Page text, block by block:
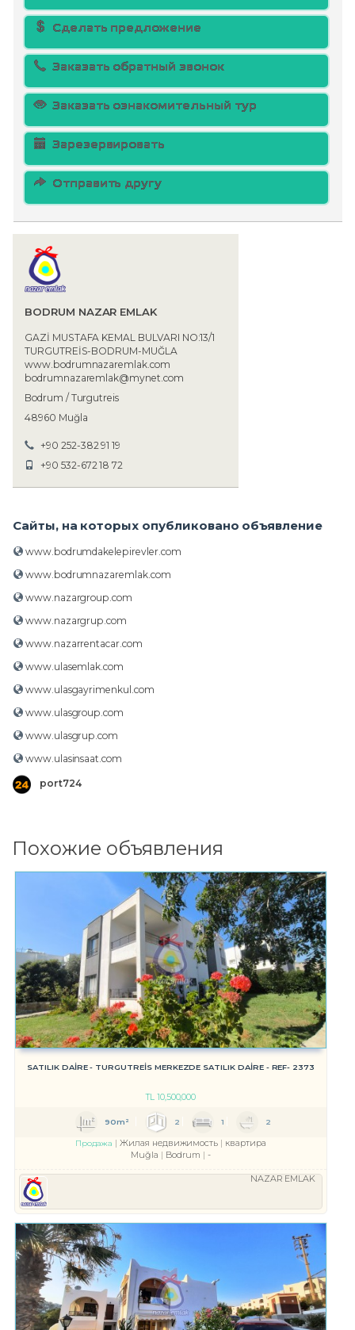
Сделать предложение
Заказать обратный звонок
Заказать ознакомительный тур
Зарезервировать
Отправить другу
BODRUM NAZAR EMLAK
GAZİ MUSTAFA KEMAL BULVARI NO:13/1
TURGUTREİS-BODRUM-MUĞLA
www.bodrumnazaremlak.com
bodrumnazaremlak@mynet.com
Bodrum / Turgutreis
48960 Muğla
+90 252-382 91 19
+90 532-672 18 72
Сайты, на которых опубликовано объявление
www.bodrumdakelepirevler.com
www.bodrumnazaremlak.com
www.nazargroup.com
www.nazargrup.com
www.nazarrentacar.com
www.ulasemlak.com
www.ulasgayrimenkul.com
www.ulasgroup.com
www.ulasgrup.com
www.ulasinsaat.com
port724
Похожие объявления
SATILIK DAİRE - TURGUTREİS MERKEZDE SATILIK DAİRE - REF- 2373
TL10,500,000
90m² 2 1 2
Продажа Жилая недвижимость
квартира
Muğla
Bodrum -
NAZAR EMLAK